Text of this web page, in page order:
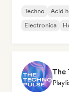
Techno Acid
Electronica
The